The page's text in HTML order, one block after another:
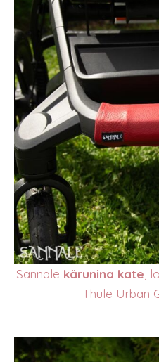
Sannale kärunina kate,
Thule Urban